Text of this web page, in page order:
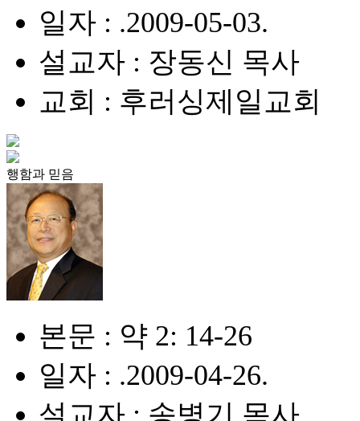
일자 : .2009-05-03.
설교자 : 장동신 목사
교회 : 후러싱제일교회
행함과 믿음
본문 : 약 2: 14-26
일자 : .2009-04-26.
설교자 : 송병기 목사